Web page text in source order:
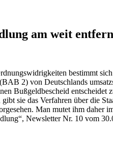
am weit
bestimmt
2) von Deutschlands
Bußgeldbescheid
gibt sie das Verfahren über die
Man mutet ihm daher
Newsletter Nr. 10 vom